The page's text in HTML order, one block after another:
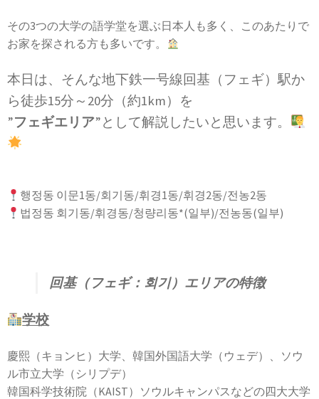
その3つの大学の語学堂を選ぶ日本人も多く、このあたりで
お家を探される方も多いです。
本日は、そんな地下鉄一号線回基（フェギ）駅か
ら徒歩15分～20分（約1km）を
”フェギエリア”として解説したいと思います。
행정동 이문1동/회기동/휘경1동/휘경2동/전농2동
법정동 회기동/휘경동/청량리동*(일부)/전농동(일부)
回基（フェギ：회기）エリアの特徴
学校
慶熙（キョンヒ）大学、韓国外国語大学（ウェデ）、ソウ
ル市立大学（シリプデ）
韓国科学技術院（KAIST）ソウルキャンパスなどの四大大学